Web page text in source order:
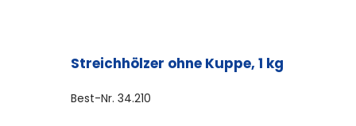
Streichhölzer ohne Kuppe, 1 kg
Best-Nr. 34.210